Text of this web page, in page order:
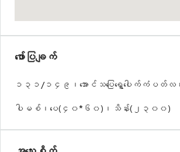
ဖော်ပြချက်
၁၃၁/၁၄၉၊အောင်သပြေ‌ရွှေပေါက်ကံပတ်လမ်
ပါမစ်၊ပေ(၄၀*၆၀)၊သိန်း(၂၃၀၀)